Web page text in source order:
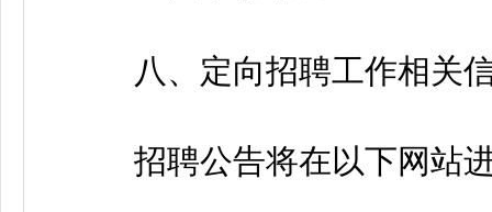
八、定向招聘工作相关
招聘公告将在以下网站